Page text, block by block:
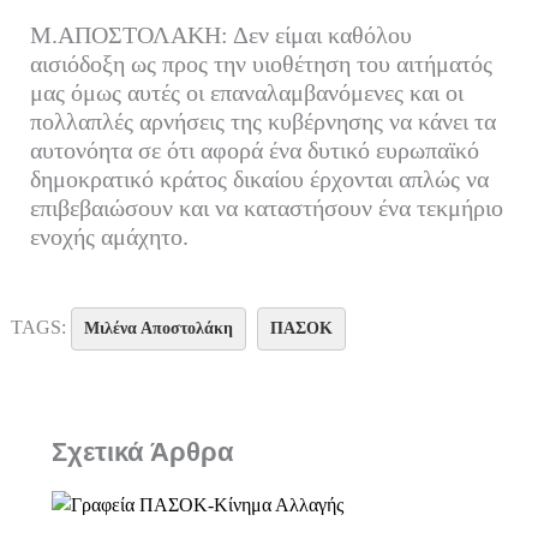
Μ.ΑΠΟΣΤΟΛΑΚΗ: Δεν είμαι καθόλου
αισιόδοξη ως προς την υιοθέτηση του αιτήματός
μας όμως αυτές οι επαναλαμβανόμενες και οι
πολλαπλές αρνήσεις της κυβέρνησης να κάνει τα
αυτονόητα σε ότι αφορά ένα δυτικό ευρωπαϊκό
δημοκρατικό κράτος δικαίου έρχονται απλώς να
επιβεβαιώσουν και να καταστήσουν ένα τεκμήριο
ενοχής αμάχητο.
TAGS: Μιλένα Αποστολάκη ΠΑΣΟΚ
Σχετικά Άρθρα